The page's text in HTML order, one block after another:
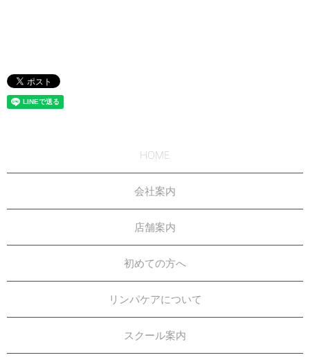
HOME
会社案内
店舗案内
初めての方へ
リンパケアについて
スクール案内